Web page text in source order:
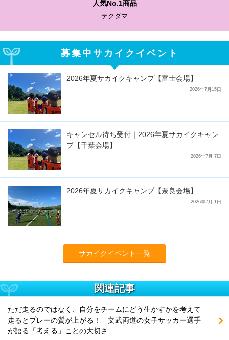
人気No.1商品
テクダマ
募集中サカイクイベント
2026年夏サカイクキャンプ【富士会場】
2026年7月15日
キャンセル待ち受付｜2026年夏サカイクキャン
プ【千葉会場】
2026年7月 7日
2026年夏サカイクキャンプ【奈良会場】
2026年7月 1日
サカイクイベント一覧
関連記事
ただ走るのではなく、自分をチームにどう生かすかを考えて
走るとプレーの質が上がる！ 文武両道の女子サッカー選手
が語る「考える」ことの大切さ